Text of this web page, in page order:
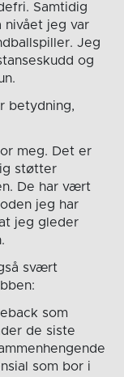
Samtidig
nivået jeg var
Jeg
og
betydning,
meg. Det er
støtter
De har vært
jeg har
jeg gleder
svært
som
de siste
som bor i